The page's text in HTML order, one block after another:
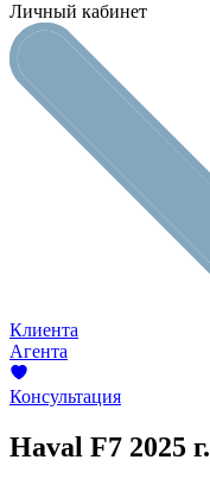
Личный кабинет
Клиента
Агента
Консультация
Haval F7 2025 г.